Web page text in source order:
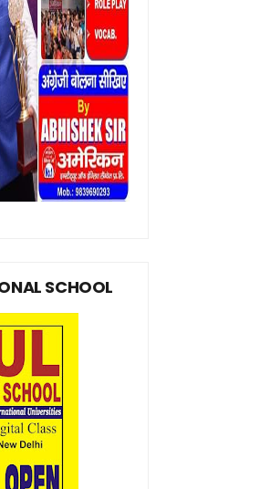
SCHOOL